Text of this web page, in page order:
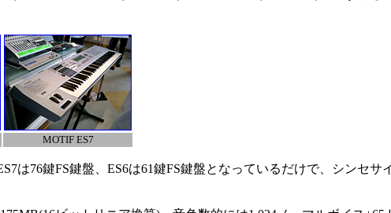
MOTIF ES7
76鍵FS鍵盤、ES6は61鍵FS鍵盤となっているだけで、シンセサ